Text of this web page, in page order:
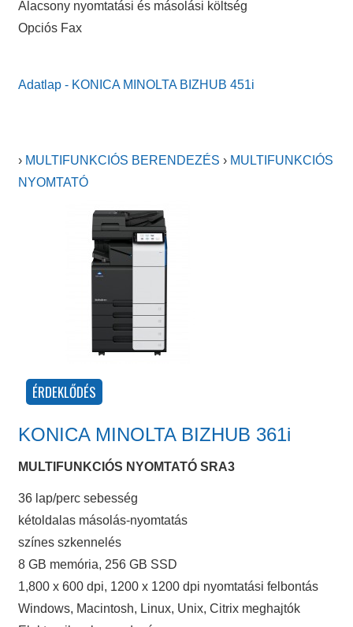
Alacsony nyomtatási és másolási költség
Opciós Fax
Adatlap - KONICA MINOLTA BIZHUB 451i
› MULTIFUNKCIÓS BERENDEZÉS › MULTIFUNKCIÓS
NYOMTATÓ
KONICA MINOLTA BIZHUB 361i
MULTIFUNKCIÓS NYOMTATÓ SRA3
36 lap/perc sebesség
kétoldalas másolás-nyomtatás
színes szkennelés
8 GB memória, 256 GB SSD
1,800 x 600 dpi, 1200 x 1200 dpi nyomtatási felbontás
Windows, Macintosh, Linux, Unix, Citrix meghajtók